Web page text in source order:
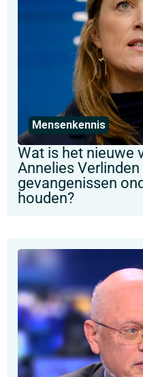
Mensenkennis
Wat is het nieuwe
Annelies
gevangenissen
houden?